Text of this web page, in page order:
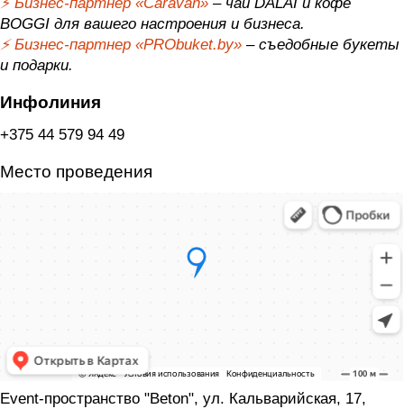
BOGGI для вашего настроения и бизнеса.
⚡️ Бизнес-партнер «PRObuket.by» – съедобные букеты
и подарки.
Инфолиния
+375 44 579 94 49
Место проведения
Event-пространство "Beton", ул. Кальварийская, 17,